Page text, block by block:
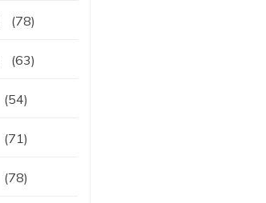
(78)
(63)
(54)
(71)
(78)